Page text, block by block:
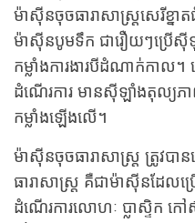
ម៉ាស៊ីនចុចធារាសាស្ត្រសេរីខ្
ម៉ាស៊ីនបូមទឹក ជារឿយៗប្រើស៊ីឡ
កម្លាំងការងារបីដំណាក់កាល
ដំណើរការ មានស៊ីឡាំងតុល្យភ
កម្លាំងឡើងលើ។
ម៉ាស៊ីនចុចធារាសាស្ត្រ ត្រូវប
ធារាសាស្ត្រ គឺជាម៉ាស៊ីនដែលប្
ដំណើរការលោហៈ ប្លាស្ទិក